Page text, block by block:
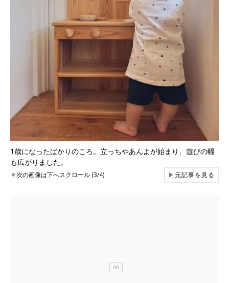
1歳になったばかりのころ。立っちやあんよが始まり、遊びの幅
も広がりました。
▼次の画像は下へスクロール (3/4) ▶元記事を見る